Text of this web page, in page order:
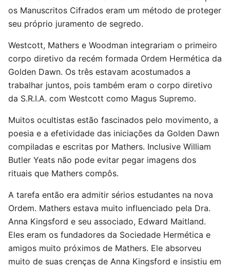
os Manuscritos Cifrados eram um método de proteger
seu próprio juramento de segredo.
Westcott, Mathers e Woodman integrariam o primeiro
corpo diretivo da recém formada Ordem Hermética da
Golden Dawn. Os três estavam acostumados a
trabalhar juntos, pois também eram o corpo diretivo
da S.R.I.A. com Westcott como Magus Supremo.
Muitos ocultistas estão fascinados pelo movimento, a
poesia e a efetividade das iniciações da Golden Dawn
compiladas e escritas por Mathers. Inclusive William
Butler Yeats não pode evitar pegar imagens dos
rituais que Mathers compôs.
A tarefa então era admitir sérios estudantes na nova
Ordem. Mathers estava muito influenciado pela Dra.
Anna Kingsford e seu associado, Edward Maitland.
Eles eram os fundadores da Sociedade Hermética e
amigos muito próximos de Mathers. Ele absorveu
muito de suas crenças de Anna Kingsford e insistiu em